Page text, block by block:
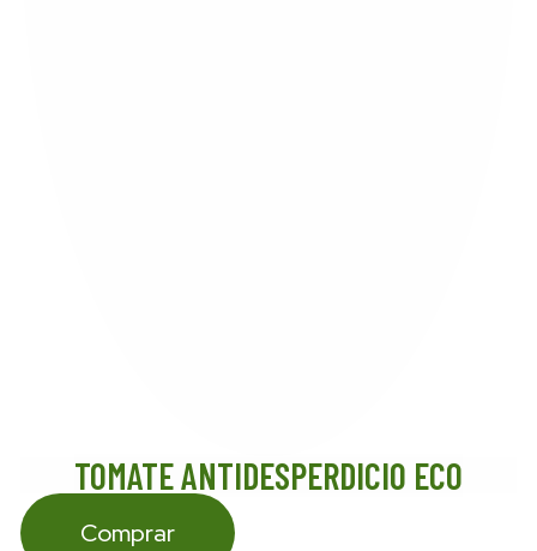
TOMATE ANTIDESPERDICIO ECO
Comprar